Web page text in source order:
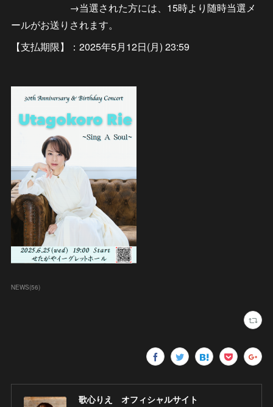
→当選された方には、15時より随時当選メ
ールがお送りされます。
【支払期限】：2025年5月12日(月) 23:59
NEWS(56)
歌心りえ オフィシャルサイト